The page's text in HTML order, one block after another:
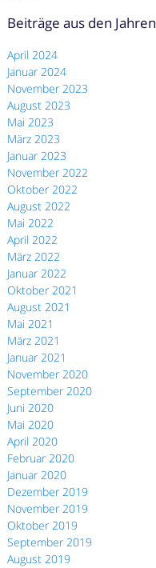
Beiträge aus den Jahren
April 2024
Januar 2024
November 2023
August 2023
Mai 2023
März 2023
Januar 2023
November 2022
Oktober 2022
August 2022
Mai 2022
April 2022
März 2022
Januar 2022
Oktober 2021
August 2021
Mai 2021
März 2021
Januar 2021
November 2020
September 2020
Juni 2020
Mai 2020
April 2020
Februar 2020
Januar 2020
Dezember 2019
November 2019
Oktober 2019
September 2019
August 2019